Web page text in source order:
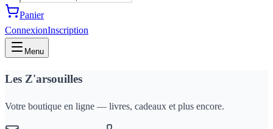
Panier
ConnexionInscription
Menu
Les Z'arsouilles
Votre boutique en ligne — livres, cadeaux et plus encore.